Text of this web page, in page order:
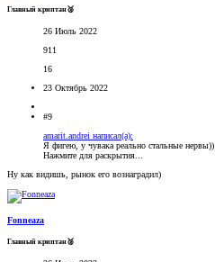
Главный криптан🥈
26 Июль 2022
911
16
23 Октябрь 2022
#9
amarit.andrei написал(а):
Я фигею, у чувака реально стальные нервы))
Нажмите для раскрытия...
Ну как видишь, рынок его вознаградил)
Fonneaza
Главный криптан🥈